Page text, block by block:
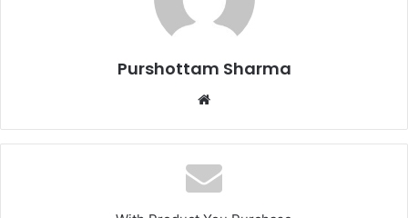
Purshottam Sharma
b
s
i